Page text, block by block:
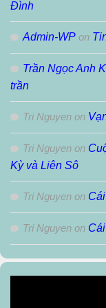
Đình
Admin-WP on
Trần Ngọc Anh
trần
Tri Nguyen on
Tri Nguyen on
Kỳ và Liên Sô
Tri Nguyen on
Tri Nguyen on